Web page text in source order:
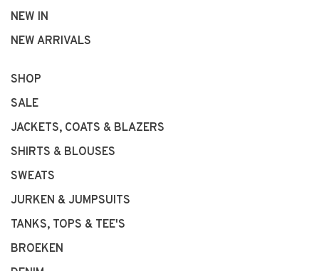
NEW IN
NEW ARRIVALS
SHOP
SALE
JACKETS, COATS & BLAZERS
SHIRTS & BLOUSES
SWEATS
JURKEN & JUMPSUITS
TANKS, TOPS & TEE'S
BROEKEN